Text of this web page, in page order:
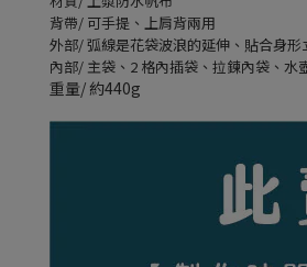
背帶/ 可手提、上肩背兩用
外部/ 弧線是花袋波浪的延伸、貼合身形
內部/ 主袋、2 格內插袋、拉鍊內袋、水
重量/ 約440g